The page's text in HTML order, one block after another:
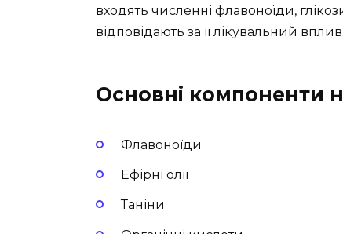
входять численні флавоноїди,
відповідають за її лікувальний вплив.
Основні компоненти
Флавоноїди
Ефірні олії
Таніни